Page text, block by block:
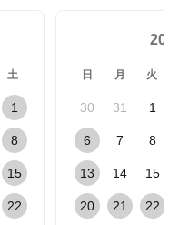
土
1
8
15
22
日 月 火
30 31 1
6 7 8
13 14 15
20 21 22